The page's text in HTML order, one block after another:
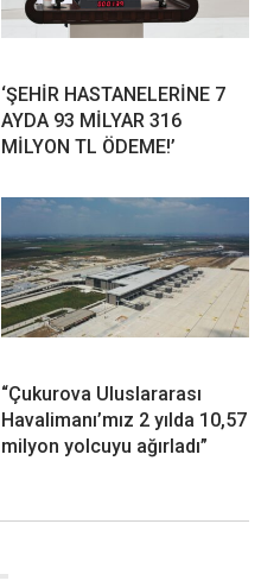
‘ŞEHİR HASTANELERİNE 7
AYDA 93 MİLYAR 316
MİLYON TL ÖDEME!’
“Çukurova Uluslararası
Havalimanı’mız 2 yılda 10,57
milyon yolcuyu ağırladı”